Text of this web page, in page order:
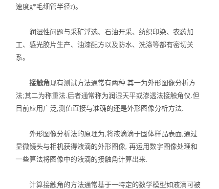
表面/界面性能测定仪
速度g*毛细管半径r)。
润湿性问题与采矿浮选、石油开采、纺织印染、农药加
工、感光胶片生产、油漆配方以及防水、洗涤等都有密切关
系。
接触角现有测试方法通常有两种:其一为外形图像分析方
法;其二为称重法.后者通常称为润湿天平或渗透法接触角仪.但
目前应用广泛,测值直接与准确的还是外形图像分析方法.
外形图像分析法的原理为,将液滴滴于固体样品表面,通过
显微镜头与相机获得液滴的外形图像, 再运用数字图像处理和
一些算法将图像中的液滴的接触角计算出来.
计算接触角的方法通常基于一特定的数学模型如液滴可被